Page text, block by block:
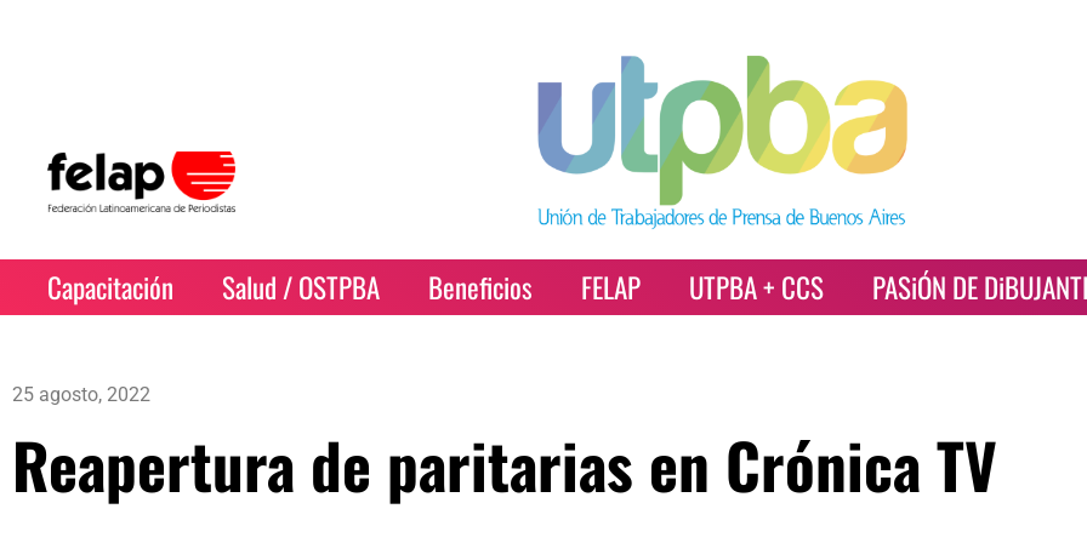
Capacitación Salud / OSTPBA Beneficios FELAP UTPBA + CCS PASiÓN DE
25 agosto, 2022
Reapertura de paritarias en Crónica TV